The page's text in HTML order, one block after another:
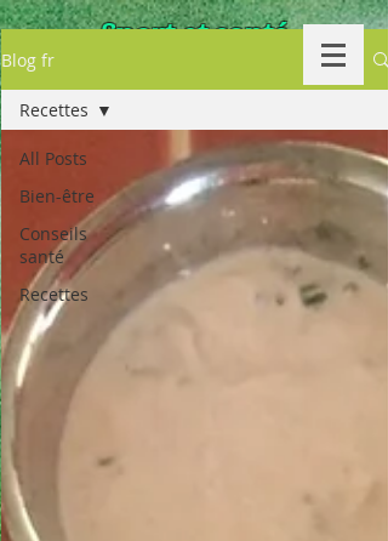
Sport et santé
NaturoCoach.setty
Votre coach sportif et
nutritionnel
Accueil
Que ton aliment soit ta seule
médecine !
(hippocrate)
Blog fr
All Posts
Bien-être
Conseils
santé
Recettes
Recettes